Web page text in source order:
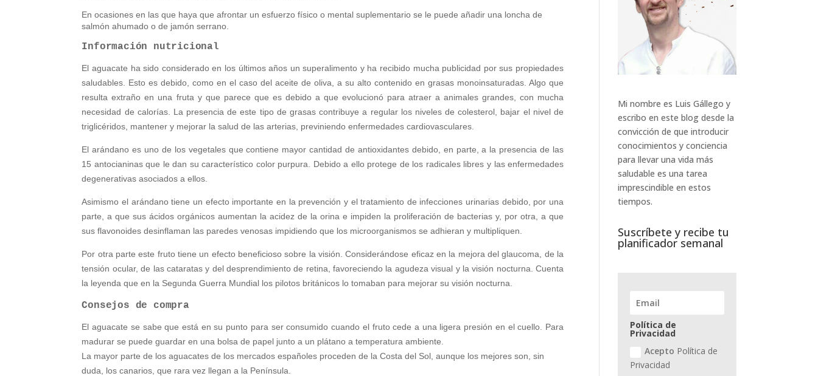
En ocasiones en las que haya que afrontar un esfuerzo físico o mental suplementario se le puede añadir una loncha de
salmón ahumado o de jamón serrano.
Información nutricional
El aguacate ha sido considerado en los últimos años un superalimento y ha recibido mucha publicidad por sus propiedades
saludables. Esto es debido, como en el caso del aceite de oliva, a su alto contenido en grasas monoinsaturadas. Algo que
resulta extraño en una fruta y que parece que es debido a que evolucionó para atraer a animales grandes, con mucha
necesidad de calorías. La presencia de este tipo de grasas contribuye a regular los niveles de colesterol, bajar el nivel de
triglicéridos, mantener y mejorar la salud de las arterias, previniendo enfermedades cardiovasculares.
El arándano es uno de los vegetales que contiene mayor cantidad de antioxidantes debido, en parte, a la presencia de las
15 antocianinas que le dan su característico color purpura. Debido a ello protege de los radicales libres y las enfermedades
degenerativas asociados a ellos.
Asimismo el arándano tiene un efecto importante en la prevención y el tratamiento de infecciones urinarias debido, por una
parte, a que sus ácidos orgánicos aumentan la acidez de la orina e impiden la proliferación de bacterias y, por otra, a que
sus flavonoides desinflaman las paredes venosas impidiendo que los microorganismos se adhieran y multipliquen.
Por otra parte este fruto tiene un efecto beneficioso sobre la visión. Considerándose eficaz en la mejora del glaucoma, de la
tensión ocular, de las cataratas y del desprendimiento de retina, favoreciendo la agudeza visual y la visión nocturna. Cuenta
la leyenda que en la Segunda Guerra Mundial los pilotos británicos lo tomaban para mejorar su visión nocturna.
Consejos de compra
El aguacate se sabe que está en su punto para ser consumido cuando el fruto cede a una ligera presión en el cuello. Para
madurar se puede guardar en una bolsa de papel junto a un plátano a temperatura ambiente.
La mayor parte de los aguacates de los mercados españoles proceden de la Costa del Sol, aunque los mejores son, sin
duda, los canarios, que rara vez llegan a la Península.
Mi nombre es Luis Gállego y
escribo en este blog desde la
convicción de que introducir
conocimientos y conciencia
para llevar una vida más
saludable es una tarea
imprescindible en estos
tiempos.
Suscríbete y recibe tu
planificador semanal
Política de
Privacidad
Acepto Política de
Privacidad